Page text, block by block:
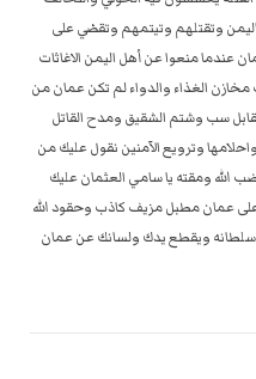
وتقتلهم وتيتمهم وتقضي على
عندما منعوا عن أهل اليمن الاغاثات
الغذاء والدواء لم تكن عمان من
سب وشتم الشقيق ومدح القاتل
وترويع الآمنين نقول عليك من
الله ومقته يا سامي العثمان عليك
عمان مطبل مزيف كاذب وحقود الله
سلطانه ويقطع يدك ولسانك عن عمان